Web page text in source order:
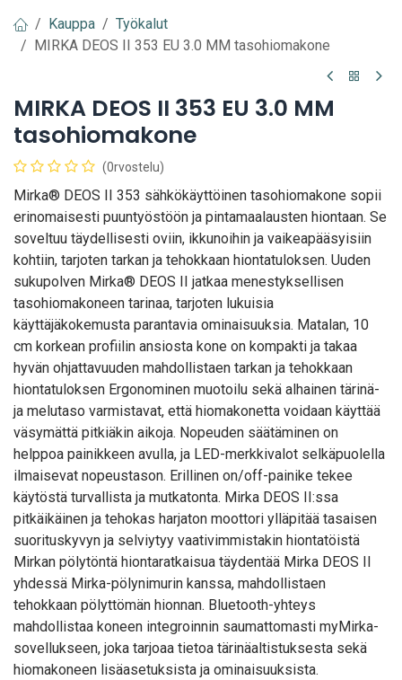
Kauppa
Työkalut
MIRKA DEOS II 353 EU 3.0 MM tasohiomakone
MIRKA DEOS II 353 EU 3.0 MM
tasohiomakone
(0rvostelu)
Mirka® DEOS II 353 sähkökäyttöinen tasohiomakone sopii
erinomaisesti puuntyöstöön ja pintamaalausten hiontaan. Se
soveltuu täydellisesti oviin, ikkunoihin ja vaikeapääsyisiin
kohtiin, tarjoten tarkan ja tehokkaan hiontatuloksen. Uuden
sukupolven Mirka® DEOS II jatkaa menestyksellisen
tasohiomakoneen tarinaa, tarjoten lukuisia
käyttäjäkokemusta parantavia ominaisuuksia. Matalan, 10
cm korkean profiilin ansiosta kone on kompakti ja takaa
hyvän ohjattavuuden mahdollistaen tarkan ja tehokkaan
hiontatuloksen Ergonominen muotoilu sekä alhainen tärinä-
ja melutaso varmistavat, että hiomakonetta voidaan käyttää
väsymättä pitkiäkin aikoja. Nopeuden säätäminen on
helppoa painikkeen avulla, ja LED-merkkivalot selkäpuolella
ilmaisevat nopeustason. Erillinen on/off-painike tekee
käytöstä turvallista ja mutkatonta. Mirka DEOS II:ssa
pitkäikäinen ja tehokas harjaton moottori ylläpitää tasaisen
suorituskyvyn ja selviytyy vaativimmistakin hiontatöistä
Mirkan pölytöntä hiontaratkaisua täydentää Mirka DEOS II
yhdessä Mirka-pölynimurin kanssa, mahdollistaen
tehokkaan pölyttömän hionnan. Bluetooth-yhteys
mahdollistaa koneen integroinnin saumattomasti myMirka-
sovellukseen, joka tarjoaa tietoa tärinäaltistuksesta sekä
hiomakoneen lisäasetuksista ja ominaisuuksista.